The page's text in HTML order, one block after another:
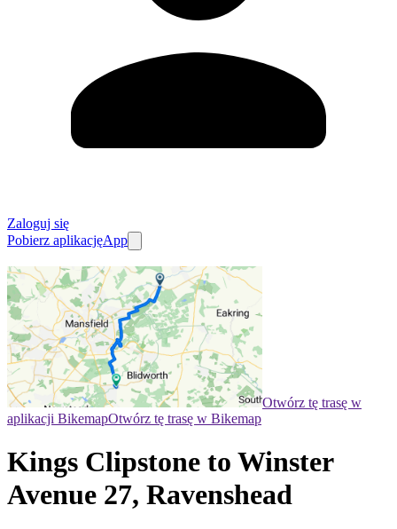
Zaloguj się
Pobierz aplikacjęApp
Otwórz tę trasę w
aplikacji BikemapOtwórz tę trasę w Bikemap
Kings Clipstone to Winster
Avenue 27, Ravenshead